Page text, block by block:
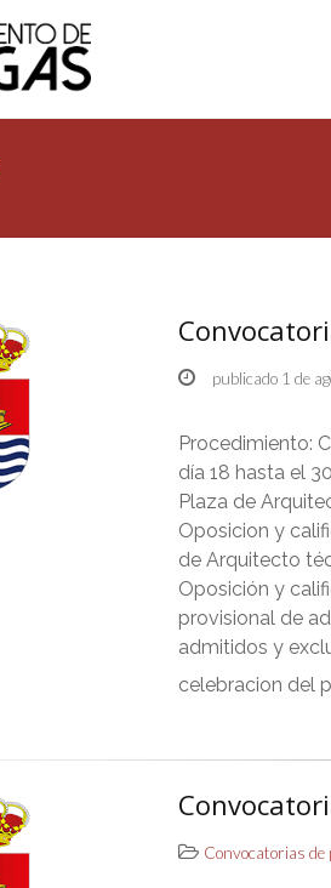
publicado 1 de
Procedimiento:
día 18 hasta el
Plaza de
Oposicion y
de Arquitecto
Oposición y
provisional de
admitidos y
celebracion del
Convocatorias de